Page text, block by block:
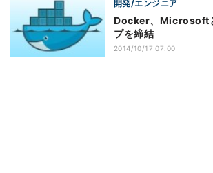
開発/エンジニア
Docker、Microsoft
プを締結
2014/10/17 07:00